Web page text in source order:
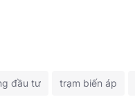
đầu tư trạm biến áp